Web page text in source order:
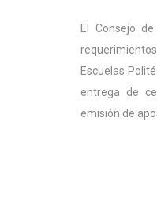
El Consejo
Escuelas
entrega de
emisión de